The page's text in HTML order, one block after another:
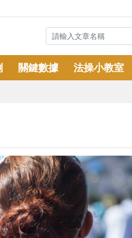
關鍵數據 法操小教室